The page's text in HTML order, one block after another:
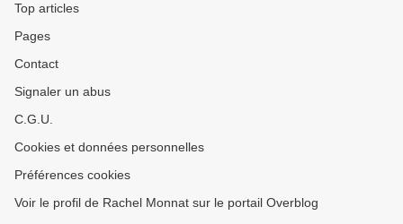
Top articles
Pages
Contact
Signaler un abus
C.G.U.
Cookies et données personnelles
Préférences cookies
Voir le profil de Rachel Monnat sur le portail Overblog